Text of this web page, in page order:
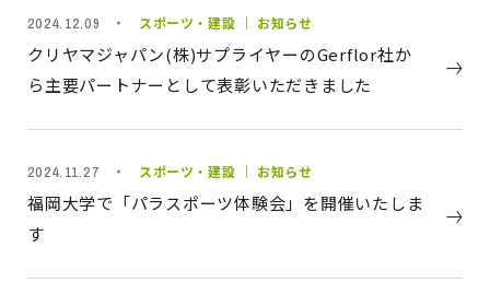
2024.12.09 スポーツ・建設 ｜ お知らせ
クリヤマジャパン(株)サプライヤーのGerflor社か
ら主要パートナーとして表彰いただきました
2024.11.27 スポーツ・建設 ｜ お知らせ
福岡大学で「パラスポーツ体験会」を開催いたしま
す